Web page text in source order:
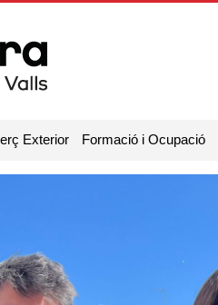
Exterior Formació i Ocupació